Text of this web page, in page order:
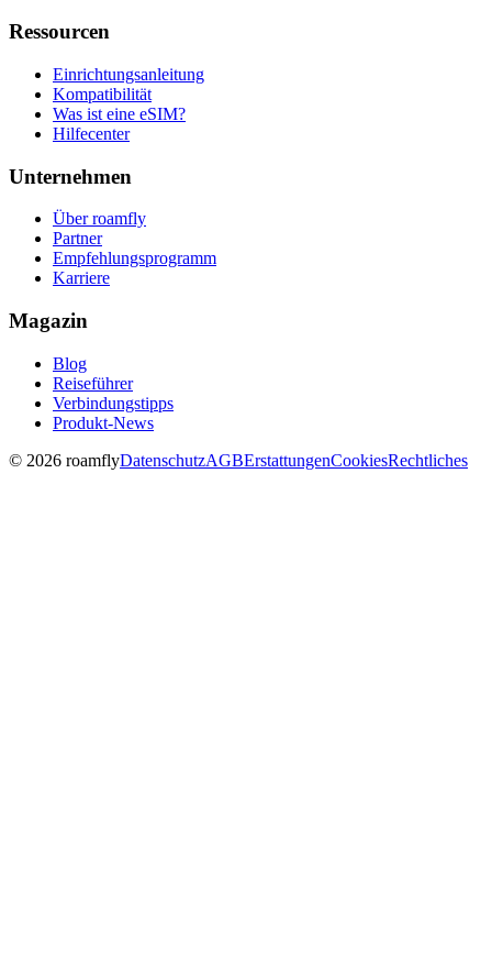
Ressourcen
Einrichtungsanleitung
Kompatibilität
Was ist eine eSIM?
Hilfecenter
Unternehmen
Über roamfly
Partner
Empfehlungsprogramm
Karriere
Magazin
Blog
Reiseführer
Verbindungstipps
Produkt-News
© 2026 roamflyDatenschutzAGBErstattungenCookiesRechtliches